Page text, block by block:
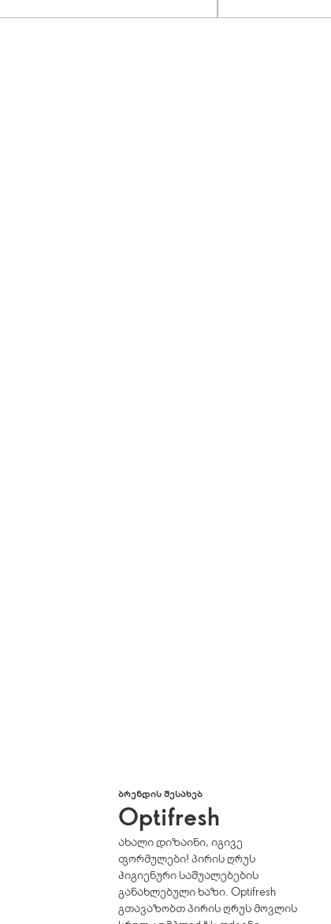
ᲑᲠᲔᲜᲓᲘᲡ ᲨᲔᲡᲐᲮᲔᲑ
Optifresh
ახალი დიზაინი, იგივე
ფორმულები! პირის ღრუს
ჰიგიენური საშუალებების
განახლებული ხაზი. Optifresh
გთავაზობთ პირის ღრუს მოვლის